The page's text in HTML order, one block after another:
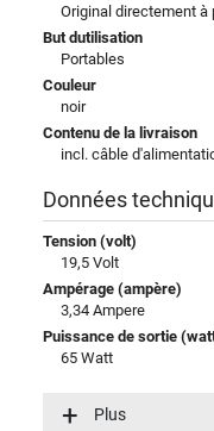
Original directement à
But dutilisation
Portables
Couleur
noir
Contenu de la livraison
incl. câble
Données
Tension (volt)
19,5 Volt
Ampérage (ampère)
3,34 Ampere
Puissance de sortie
65 Watt
100-240V / 50-60Hz
Plus